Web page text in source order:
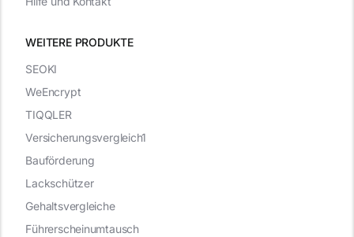
WEITERE PRODUKTE
SEOKI
WeEncrypt
TIQQLER
Versicherungsvergleich1
Bauförderung
Lackschützer
Gehaltsvergleiche
Führerscheinumtausch